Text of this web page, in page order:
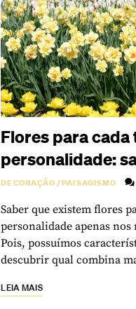
Flores para cada
personalidade:
DECORAÇÃO/PAISAGISMO
Saber que existem flores
personalidade apenas
Pois, possuímos
descubrir qual combina
LEIA MAIS